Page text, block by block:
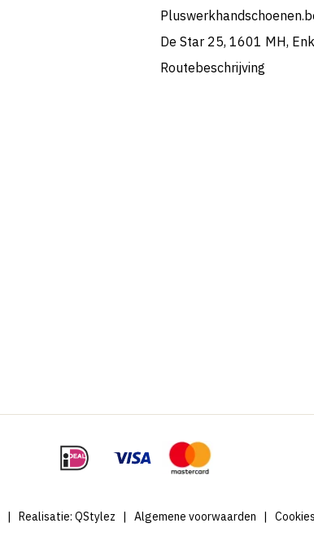
De Star 25, 1601 MH,
Routebeschrijving
Realisatie: QStylez Algemene voorwaarden Cookies